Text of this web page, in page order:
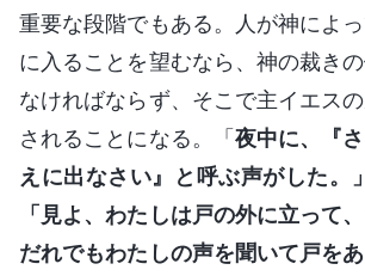
重要な段階でもある。人が神によ
に入ることを望むなら、神の裁き
なければならず、そこで主イエス
されることになる。「夜中に、『
えに出なさい』と呼ぶ声がした。」
「見よ、わたしは戸の外に立って
だれでもわたしの声を聞いて戸を